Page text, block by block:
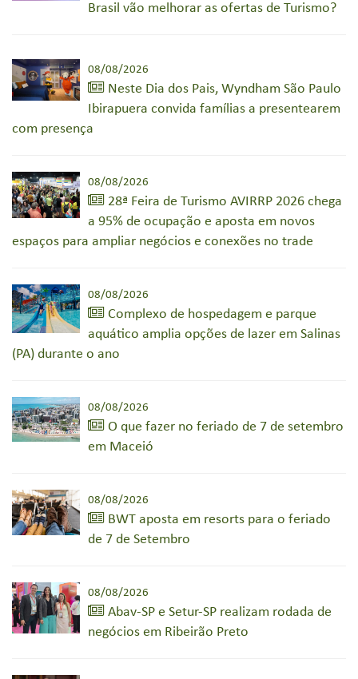
Brasil vão melhorar as ofertas de Turismo?
08/08/2026
Neste Dia dos Pais, Wyndham São Paulo
Ibirapuera convida famílias a presentearem
com presença
08/08/2026
28ª Feira de Turismo AVIRRP 2026 chega
a 95% de ocupação e aposta em novos
espaços para ampliar negócios e conexões no trade
08/08/2026
Complexo de hospedagem e parque
aquático amplia opções de lazer em Salinas
(PA) durante o ano
08/08/2026
O que fazer no feriado de 7 de setembro
em Maceió
08/08/2026
BWT aposta em resorts para o feriado
de 7 de Setembro
08/08/2026
Abav-SP e Setur-SP realizam rodada de
negócios em Ribeirão Preto